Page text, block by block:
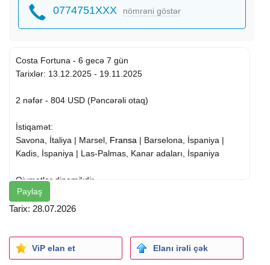
0774751XXX nömrəni göstər
Costa Fortuna - 6 gecə 7 gün
Tarixlər: 13.12.2025 - 19.11.2025
2 nəfər - 804 USD (Pəncərəli otaq)
İstiqamət:
Savona, İtaliya | Marsel, Fransa | Barselona, İspaniya |
Kadis, İspaniya | Las-Palmas, Kanar adaları, İspaniya
Qiymətlər dinamikdir
*Biz tövsiyə edirik
Bizimlə əlaqə üçün :
info@selenatour.az
Paylaş
Tarix: 28.07.2026
ViP elan et Elanı irəli çək